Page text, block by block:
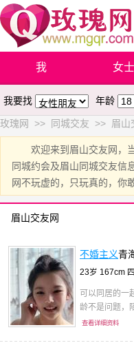
我 女士
我要找 年龄
玫瑰网 >> 同城交友 >> 眉山
欢迎来到眉山交友网，
同城约会及眉山同城交友信
网不玩虚的，只玩真的，你
眉山交友网
不婚主义青
23岁 167cm
可以同居的一
龄不是问题，
查看详细资料